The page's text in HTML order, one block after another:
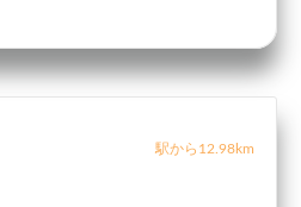
駅から12.98km